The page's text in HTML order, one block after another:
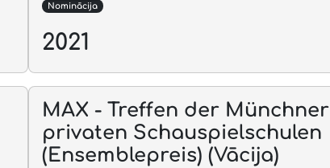
Nominācija
2021
MAX - Treffen der Münchner
privaten Schauspielschulen
(Ensemblepreis) (Vācija)